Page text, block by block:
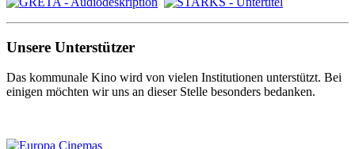
Unsere Unterstützer
Das kommunale Kino wird von vielen Institutionen unterstützt. Bei
einigen möchten wir uns an dieser Stelle besonders bedanken.